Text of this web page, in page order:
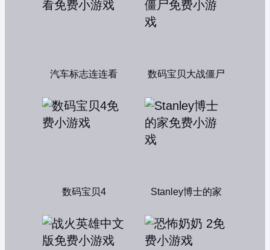
汽车标志连连看 数码宝贝大战僵尸
数码宝贝4 Stanley博士的家